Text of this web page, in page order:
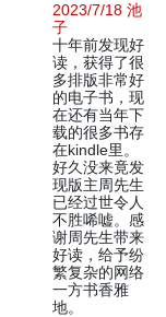
2023/7/18 池
子
十年前发现好
读，获得了很
多排版非常好
的电子书，现
在还有当年下
载的很多书存
在kindle里。
好久没来竟发
现版主周先生
已经过世令人
不胜唏嘘。感
谢周先生带来
好读，给予纷
繁复杂的网络
一方书香雅
地。